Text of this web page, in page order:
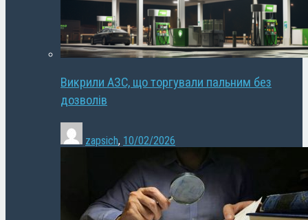
Викрили АЗС, що торгували пальним без
дозволів
zapsich, 10/02/2026